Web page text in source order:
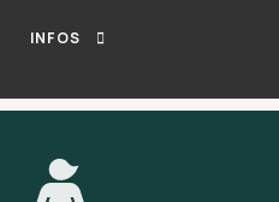
INFOS